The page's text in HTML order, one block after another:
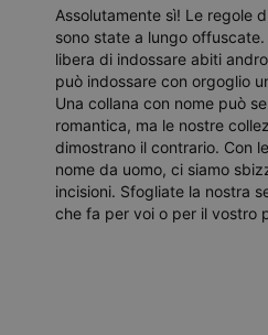
Assolutamente sì! Le regole
sono state a lungo
libera di indossare abiti
può indossare con orgoglio
Una collana con nome può
romantica, ma le nostre
dimostrano il contrario. Con
nome da uomo, ci siamo
incisioni. Sfogliate la nostra
che fa per voi o per il vostro